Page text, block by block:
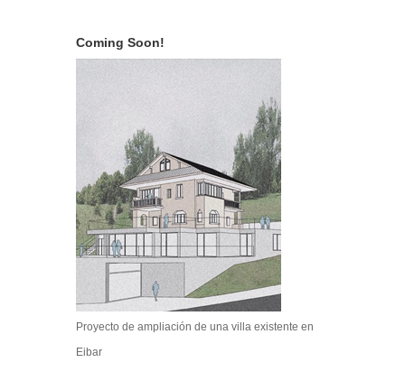
Coming Soon!
Proyecto de ampliación de una villa existente en
Eibar